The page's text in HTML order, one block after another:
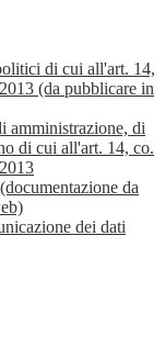
di cui all'art. 14,
(da pubblicare in
amministrazione, di
di cui all'art. 14, co.
da
dei dati